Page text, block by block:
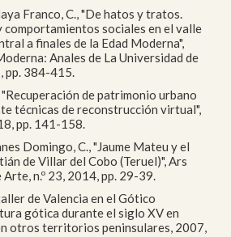
Franco, C., "De hatos y tratos.
comportamientos sociales en el valle
a finales de la Edad Moderna",
Anales de La Universidad de
pp. 384-415.
de patrimonio urbano
técnicas de reconstrucción virtual",
pp. 141-158.
Domingo, C., "Jaume Mateu y el
de Villar del Cobo (Teruel)", Ars
n.º 23, 2014, pp. 29-39.
de Valencia en el Gótico
gótica durante el siglo XV en
otros territorios peninsulares, 2007,